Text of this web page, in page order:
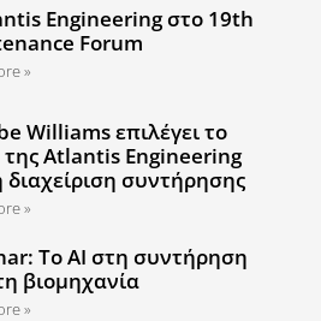
Engineering στο 19th
Forum
»
Williams επιλέγει το
της Atlantis Engineering
διαχείριση συντήρησης
»
Το AI στη συντήρηση
βιομηχανία
»